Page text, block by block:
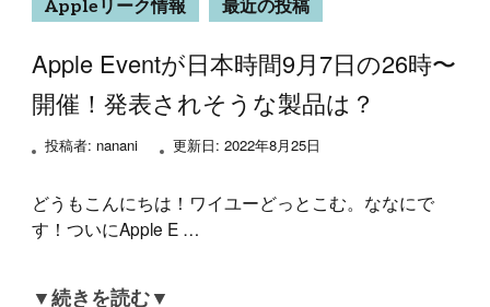
Appleリーク情報 最近の投稿
Apple Eventが日本時間9月7日の26時〜
開催！発表されそうな製品は？
投稿者: nanani 更新日: 2022年8月25日
どうもこんにちは！ワイユーどっとこむ。ななにで
す！ついにApple E …
▼続きを読む▼